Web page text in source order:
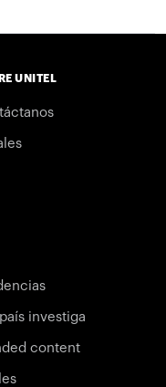
UNITEL
investiga
content